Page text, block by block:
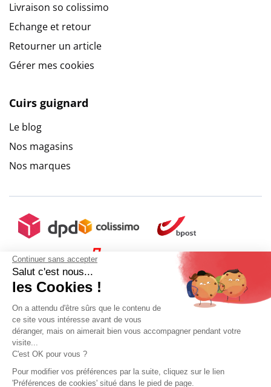
Continuer sans accepter
Salut c'est nous...
les Cookies !
On a attendu d'être sûrs que le contenu de
ce site vous intéresse avant de vous
déranger, mais on aimerait bien vous accompagner pendant votre
visite...
C'est OK pour vous ?
Pour modifier vos préférences par la suite, cliquez sur le lien
'Préférences de cookies' situé dans le pied de page.
Livraison so colissimo
Echange et retour
Retourner un article
Gérer mes cookies
Cuirs guignard
Le blog
Nos magasins
Nos marques